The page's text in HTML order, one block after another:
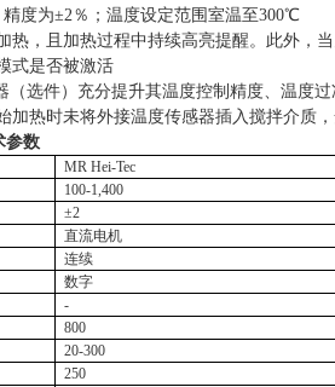
精度为±2％；温度设定范围室温至300℃
热，且加热过程中持续高亮提醒。此外，
式是否被激活
（选件）充分提升其温度控制精度、温度
加热时未将外接温度传感器插入搅拌介质
参数
MR Hei-Tec
100-1,400
±2
直流电机
连续
数字
-
800
20-300
250